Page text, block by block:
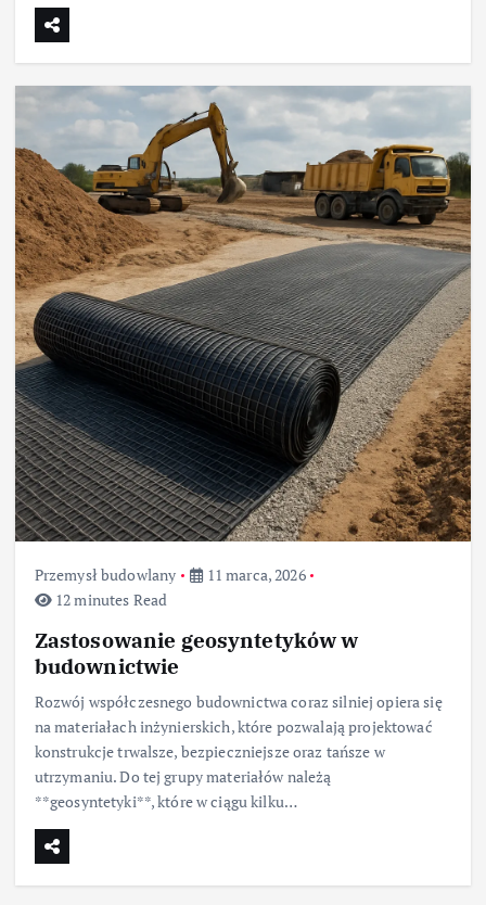
Przemysł budowlany
11 marca, 2026
12 minutes Read
Zastosowanie geosyntetyków w
budownictwie
Rozwój współczesnego budownictwa coraz silniej opiera się
na materiałach inżynierskich, które pozwalają projektować
konstrukcje trwalsze, bezpieczniejsze oraz tańsze w
utrzymaniu. Do tej grupy materiałów należą
**geosyntetyki**, które w ciągu kilku…